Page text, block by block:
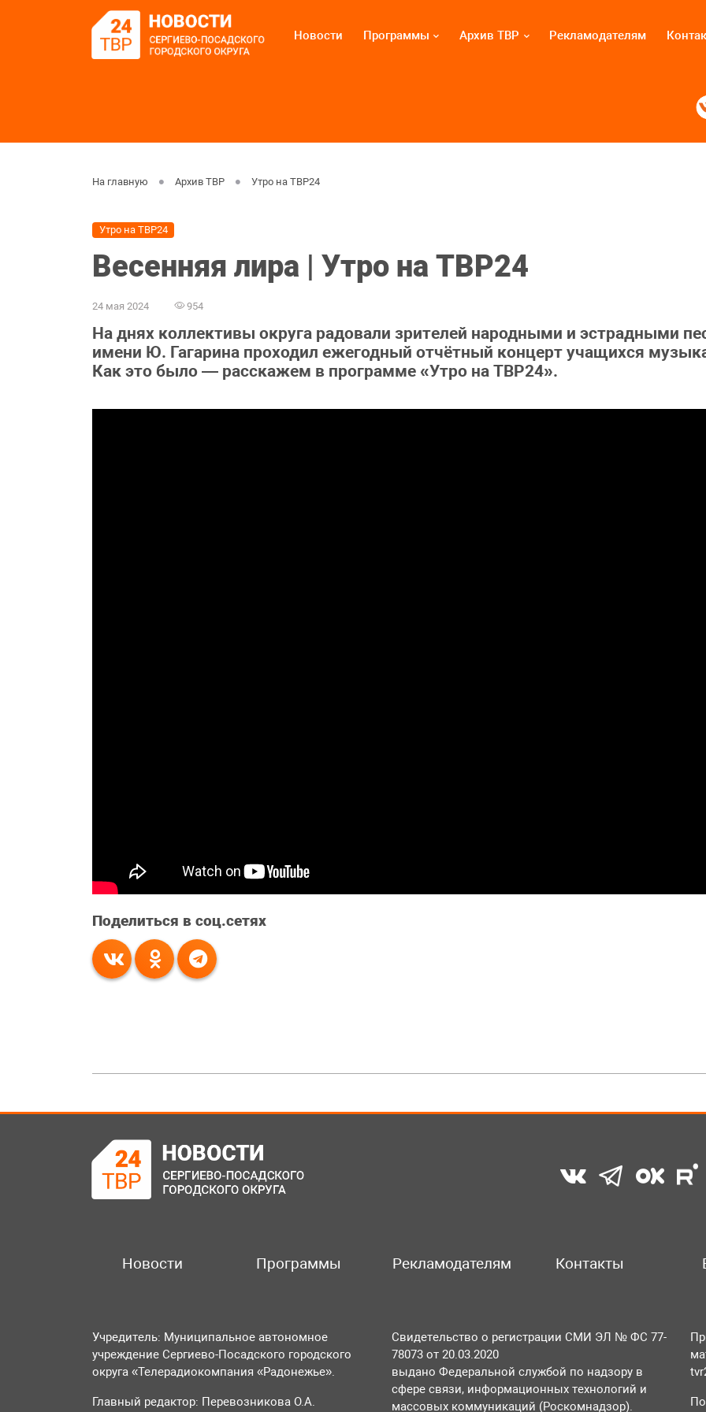
Новости Программы Архив ТВР Рекламодателям
На главную Архив ТВР Утро на ТВР24
Утро на ТВР24
Весенняя лира | Утро на ТВР24
24 мая 2024 954
На днях коллективы округа радовали зрителей народными и эстрадными
имени Ю. Гагарина проходил ежегодный отчётный концерт учащихся
Как это было — расскажем в программе «Утро на ТВР24».
Поделиться в соц.сетях
Новости Программы Рекламодателям Контакты
Учредитель: Муниципальное автономное
учреждение Сергиево-Посадского городского
округа «Телерадиокомпания «Радонежье».
Главный редактор: Перевозникова О.А.
Свидетельство о регистрации СМИ ЭЛ № ФС 77-
78073 от 20.03.2020
выдано Федеральной службой по надзору в
сфере связи, информационных технологий и
массовых коммуникаций (Роскомнадзор).